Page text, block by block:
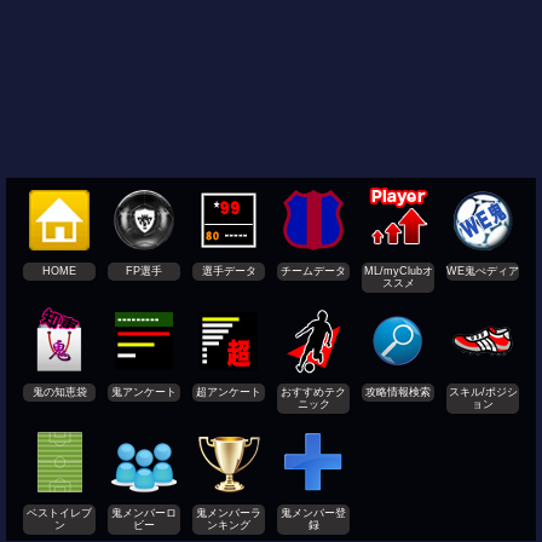
HOME FP選手 選手データ チームデータ
ML/myClubオ
ススメ
WE鬼ぺディア
鬼の知恵袋 鬼アンケート 超アンケート
おすすめテク
ニック
攻略情報検索
スキル/ポジシ
ョン
ベストイレブ
ン
鬼メンバーロ
ビー
鬼メンバーラ
ンキング
鬼メンバー登
録